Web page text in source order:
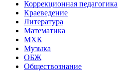
Коррекционная педагогика
Краеведение
Литература
Математика
МХК
Музыка
ОБЖ
Обществознание